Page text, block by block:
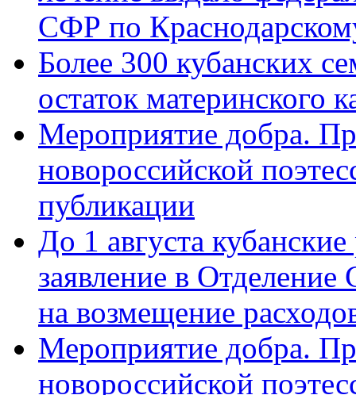
СФР по
Более 300 кубанских
остаток материнского
Мероприятие добра.
новороссийской
публикации
До 1 августа
заявление в
на возмещение
Мероприятие добра.
новороссийской